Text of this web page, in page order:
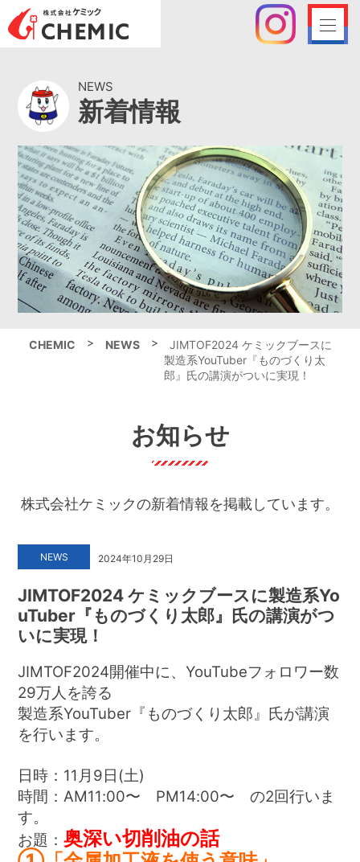
NEWS
新着情報
CHEMIC > NEWS >
JIMTOF2024 ケミックブースに
製造系YouTuber『ものづくり太
郎』氏の講演がついに実現！
お知らせ
株式会社ケミックの新着情報を掲載しています。
NEWS 2024年10月29日
JIMTOF2024 ケミックブースに製造系Yo
uTuber『ものづくり太郎』氏の講演がつ
いに実現！
JIMTOF2024開催中に、YouTubeフォロワー数
29万人を誇る
製造系YouTuber『ものづくり太郎』氏が講演
を行います。
日時：11月9日(土)
時間：AM11:00〜 PM14:00〜 の2回行いま
す。
お題：奥深い切削油の話